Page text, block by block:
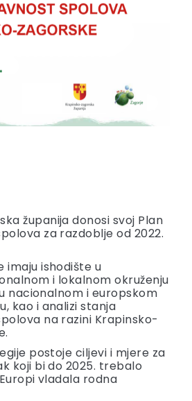
županija donosi svoj Plan
za razdoblje od 2022.
imaju ishodište u
i lokalnom okruženju
nacionalnom i europskom
kao i analizi stanja
na razini Krapinsko-
postoje ciljevi i mjere za
koji bi do 2025. trebalo
vladala rodna